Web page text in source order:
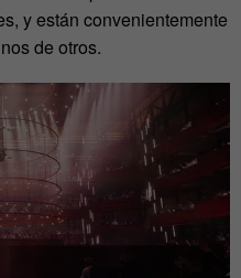
y están convenientemente
de otros.